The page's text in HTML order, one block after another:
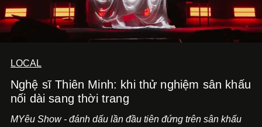
LOCAL
Nghệ sĩ Thiên Minh: khi thử nghiệm sân khấu
nối dài sang thời trang
MYêu Show - đánh dấu lần đầu tiên đứng trên sân khấu